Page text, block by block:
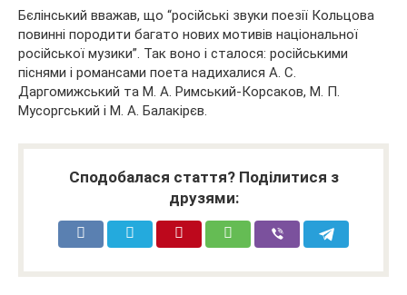
Бєлінський вважав, що “російські звуки поезії Кольцова
повинні породити багато нових мотивів національної
російської музики”. Так воно і сталося: російськими
піснями і романсами поета надихалися А. С.
Даргомижський та М. А. Римський-Корсаков, М. П.
Мусоргський і М. А. Балакірєв.
Сподобалася стаття? Поділитися з
друзями: